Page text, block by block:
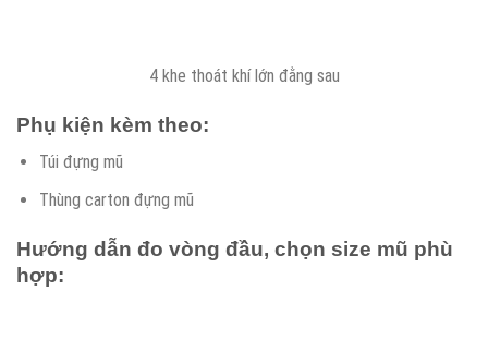
4 khe thoát khí lớn đằng sau
Phụ kiện kèm theo:
Túi đựng mũ
Thùng carton đựng mũ
Hướng dẫn đo vòng đầu, chọn size mũ phù
hợp: